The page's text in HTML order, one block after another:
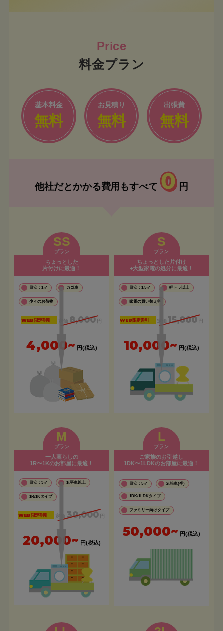
料金プラン
基本料金
無料
お見積り
無料
出張費
無料
他社だとかかる費用もすべて 0 円
SS
プラン
ちょっとした
片付けに最適！
目安：1㎡ カゴ車
少々のお荷物
WEB限定割引 定価 8,000 円
4,000~ 円(税込)
S
プラン
ちょっとした片付け
+大型家電の処分に最適！
目安：1.5㎡ 軽トラ以上
家電の買い替え等
WEB限定割引 定価 15,000 円
10,000~ 円(税込)
M
プラン
一人暮らしの
1R〜1Kのお部屋に最適！
目安：3㎡ 1t平車以上
1R/1Kタイプ
WEB限定割引 定価 30,000 円
20,000~ 円(税込)
L
プラン
ご家族のお引越し
1DK〜1LDKのお部屋に最適！
目安：5㎡ 2t箱車(半)
1DK/1LDKタイプ
ファミリー向けタイプ
50,000~ 円(税込)